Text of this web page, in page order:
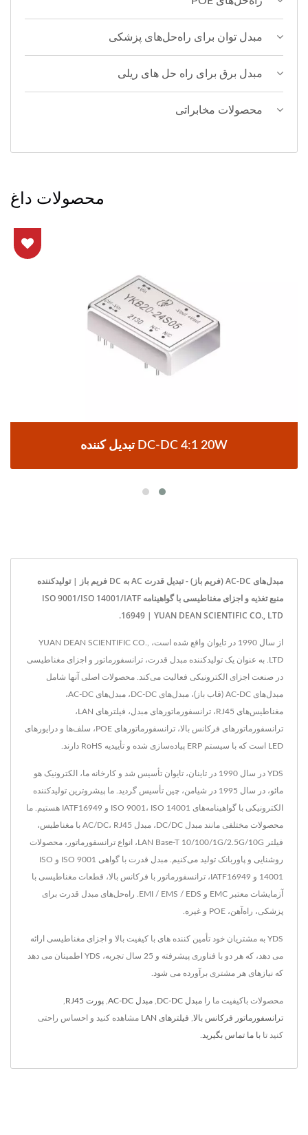
مبدل توان برای راه‌حل‌های پزشکی
مبدل برق برای راه حل های ریلی
محصولات مخابراتی
محصولات داغ
تبدیل کننده DC-DC 4:1 20W
مبدل‌های AC-DC (فریم باز) - تبدیل قدرت AC به DC فریم باز | تولیدکننده
منبع تغذیه و اجزای مغناطیسی با گواهینامه ISO 9001/ISO 14001/IATF
16949 | YUAN DEAN SCIENTIFIC CO., LTD.
از سال 1990 در تایوان واقع شده است، YUAN DEAN SCIENTIFIC CO.,
LTD. به عنوان یک تولیدکننده مبدل قدرت، ترانسفورماتور و اجزای مغناطیسی
در صنعت اجزای الکترونیکی فعالیت می‌کند. محصولات اصلی آنها شامل
مبدل‌های AC-DC (قاب باز)، مبدل‌های DC-DC، مبدل‌های AC-DC،
مغناطیس‌های RJ45، ترانسفورماتورهای مبدل، فیلترهای LAN،
ترانسفورماتورهای فرکانس بالا، ترانسفورماتورهای POE، سلف‌ها و درایورهای
LED است که با سیستم ERP پیاده‌سازی شده و تأییدیه RoHS دارند.
YDS در سال 1990 در تاینان، تایوان تأسیس شد و کارخانه ما، الکترونیک هو
مائو، در سال 1995 در شیامن، چین تأسیس گردید. ما پیشروترین تولیدکننده
الکترونیکی با گواهینامه‌های ISO 9001، ISO 14001 و IATF16949 هستیم. ما
محصولات مختلفی مانند مبدل DC/DC، مبدل AC/DC، RJ45 با مغناطیس،
فیلتر LAN Base-T 10/100/1G/2.5G/10G، انواع ترانسفورماتور، محصولات
روشنایی و پاوربانک تولید می‌کنیم. مبدل قدرت با گواهی ISO 9001 و ISO
14001 و IATF16949، ترانسفورماتور با فرکانس بالا، قطعات مغناطیسی با
آزمایشات معتبر EMC و EMI / EMS / EDS. راه‌حل‌های مبدل قدرت برای
پزشکی، راه‌آهن، POE و غیره.
YDS به مشتریان خود تأمین کننده های با کیفیت بالا و اجزای مغناطیسی ارائه
می دهد، که هر دو با فناوری پیشرفته و 25 سال تجربه، YDS اطمینان می دهد
که نیازهای هر مشتری برآورده می شود.
محصولات باکیفیت ما را مبدل DC-DC مبدل AC-DC پورت RJ45
ترانسفورماتور فرکانس بالا فیلترهای LAN مشاهده کنید و احساس راحتی
کنید تا با ما تماس بگیرید